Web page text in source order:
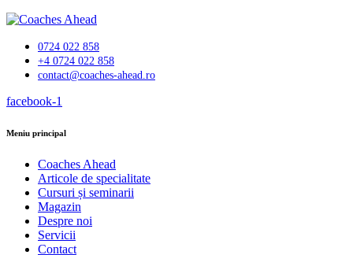
0724 022 858
+4 0724 022 858
contact@coaches-ahead.ro
facebook-1
Meniu principal
Coaches Ahead
Articole de specialitate
Cursuri și seminarii
Magazin
Despre noi
Servicii
Contact